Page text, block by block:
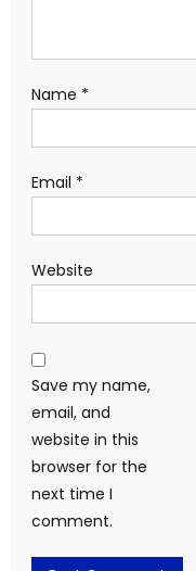
Name *
Email *
Website
Save my name,
email, and
website in this
browser for the
next time I
comment.